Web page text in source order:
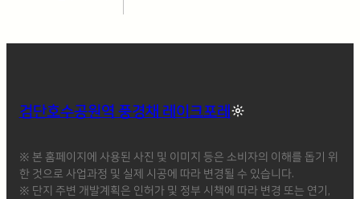
검단호수공원역 풍경채 레이크포레
※ 본 홈페이지에 사용된 사진 및 이미지 등은 소비자의 이해를 돕기 위
한 것으로 사업과정 및 실제 시공에 따라 변경될 수 있습니다.
※ 단지 주변 개발계획은 인허가 및 정부 시책에 따라 변경 또는 연기,